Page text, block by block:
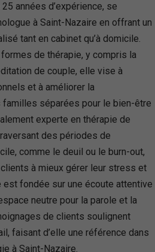
années d’expérience, se
à Saint-Nazaire en offrant un
tant en cabinet qu’à domicile.
de thérapie, y compris la
de couple, elle vise à
et à améliorer la
familles séparées pour le bien-être
experte en thérapie de
des périodes de
comme le deuil ou le burn-out,
à mieux gérer leur stress et
est fondée sur une écoute attentive
neutre pour la parole et la
de clients soulignent
faisant d’elle une référence dans
à Saint-Nazaire.